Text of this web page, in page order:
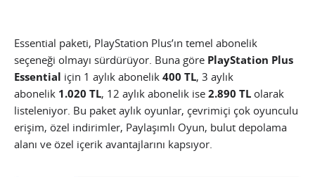
Essential paketi, PlayStation Plus’ın temel abonelik
seçeneği olmayı sürdürüyor. Buna göre PlayStation Plus
Essential için 1 aylık abonelik 400 TL, 3 aylık
abonelik 1.020 TL, 12 aylık abonelik ise 2.890 TL olarak
listeleniyor. Bu paket aylık oyunlar, çevrimiçi çok oyunculu
erişim, özel indirimler, Paylaşımlı Oyun, bulut depolama
alanı ve özel içerik avantajlarını kapsıyor.